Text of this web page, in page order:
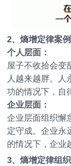
2、熵增定律案例
个人层面：
屋子不收拾会变
人越来越胖。人
功的情况下，自
企业层面：
企业层面组织懈
定守成。企业永
的情况下，企业
3、熵增定律组